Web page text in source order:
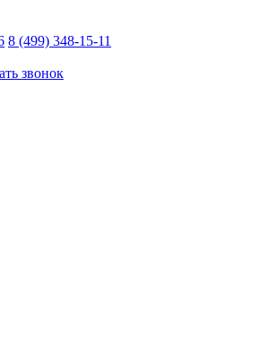
8 (499) 348-15-11
звонок